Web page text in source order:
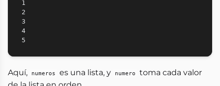
1
2
3
4
Aquí, numeros es una lista, y numero
toma cada valor